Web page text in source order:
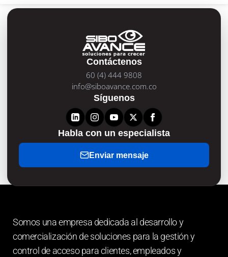
Contáctenos
60 (4) 444 9808
info@siboavance.com.co
Síguenos
Habla con un especialista
Enviar mensaje
Somos una empresa dedicada al desarrollo y
comercialización de soluciones para la gestión y
control de acceso para clientes, empleados y